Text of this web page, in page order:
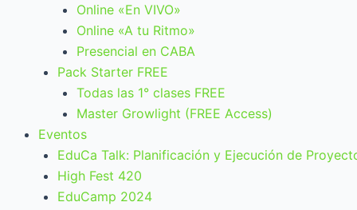
Online «En VIVO»
Online «A tu Ritmo»
Presencial en CABA
Pack Starter FREE
Todas las 1° clases FREE
Master Growlight (FREE Access)
Eventos
EduCa Talk: Planificación y Ejecución de
High Fest 420
EduCamp 2024